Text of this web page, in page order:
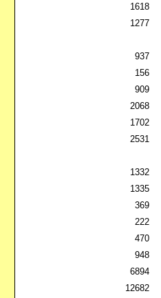
1618
1277
937
156
909
2068
1702
2531
1332
1335
369
222
470
948
6894
12682